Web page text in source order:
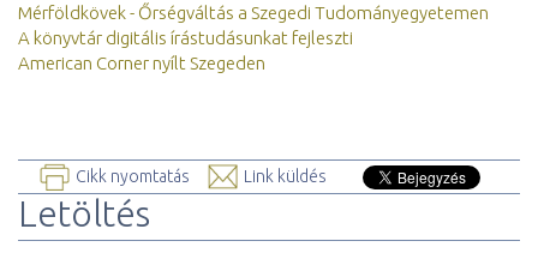
Mérföldkövek - Őrségváltás a Szegedi Tudományegyetemen
A könyvtár digitális írástudásunkat fejleszti
American Corner nyílt Szegeden
Cikk nyomtatás Link küldés
Letöltés